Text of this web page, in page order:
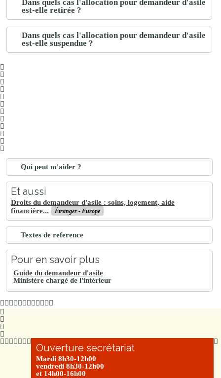
Dans quels cas l'allocation pour demandeur d'asile
est-elle retirée ?
Dans quels cas l'allocation pour demandeur d'asile
est-elle suspendue ?
Qui peut m'aider ?
Et aussi
Droits du demandeur d'asile : soins, logement, aide
financière...
Étranger - Europe
Textes de reference
Pour en savoir plus
Guide du demandeur d'asile
Ministère chargé de l'intérieur
Ouverture secrétariat
Mardi 8h30-12h00
vendredi 8h30-12h00
et 14h00-16h00